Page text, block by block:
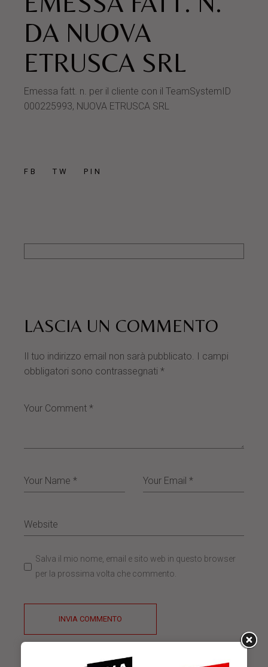
DA NUOVA
ETRUSCA SRL
Emessa fatt. n. per il cliente con il TeamSystemID
000225993, NUOVA ETRUSCA SRL
FB TW PIN
LASCIA UN COMMENTO
Il tuo indirizzo email non sarà pubblicato. I campi
obbligatori sono contrassegnati*
Salva il mio nome, email e sito web in questo browser
per la prossima volta che commento.
INVIA COMMENTO